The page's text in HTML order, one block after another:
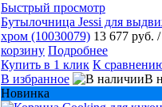
Быстрый просмотр
Бутылочница Jessi для
хром (10030079) 13 677 руб.
корзину Подробнее
Купить в 1 клик К
В избранное
В
Новинка